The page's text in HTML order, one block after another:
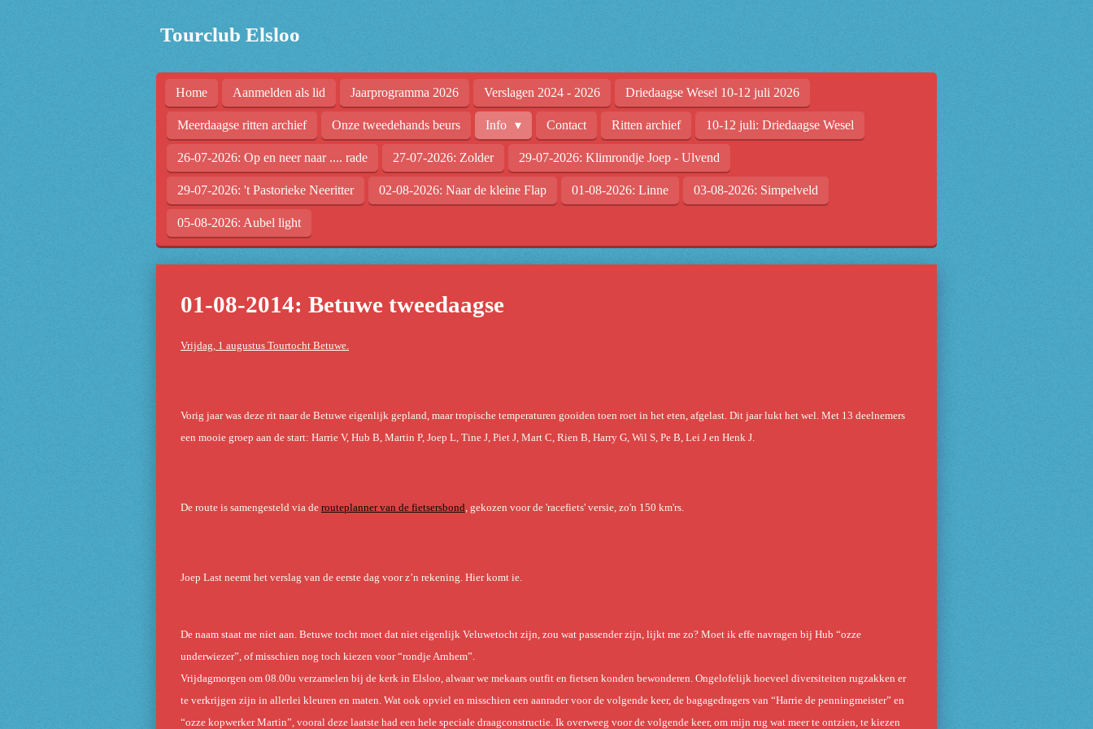
Tourclub Elsloo
Home Aanmelden als lid Jaarprogramma 2026 Verslagen 2024 - 2026 Driedaagse Wesel 10-12 juli 2026
Meerdaagse ritten archief Onze tweedehands beurs Info Contact Ritten archief 10-12 juli: Driedaagse Wesel
26-07-2026: Op en neer naar .... rade 27-07-2026: Zolder 29-07-2026: Klimrondje Joep - Ulvend
29-07-2026: 't Pastorieke Neeritter 02-08-2026: Naar de kleine Flap 01-08-2026: Linne 03-08-2026: Simpelveld
05-08-2026: Aubel light
01-08-2014: Betuwe tweedaagse
Vrijdag, 1 augustus Tourtocht Betuwe.
Vorig jaar was deze rit naar de Betuwe eigenlijk gepland, maar tropische temperaturen gooiden toen roet in het eten, afgelast. Dit jaar lukt het wel. Met 13 deelnemers
een mooie groep aan de start: Harrie V, Hub B, Martin P, Joep L, Tine J, Piet J, Mart C, Rien B, Harry G, Wil S, Pe B, Lei J en Henk J.
De route is samengesteld via de routeplanner van de fietsersbond, gekozen voor de 'racefiets' versie, zo'n 150 km'rs.
Joep Last neemt het verslag van de eerste dag voor z’n rekening. Hier komt ie.
De naam staat me niet aan. Betuwe tocht moet dat niet eigenlijk Veluwetocht zijn, zou wat passender zijn, lijkt me zo? Moet ik effe navragen bij Hub “ozze
underwiezer”, of misschien nog toch kiezen voor “rondje Arnhem”.
Vrijdagmorgen om 08.00u verzamelen bij de kerk in Elsloo, alwaar we mekaars outfit en fietsen konden bewonderen. Ongelofelijk hoeveel diversiteiten rugzakken er
te verkrijgen zijn in allerlei kleuren en maten. Wat ook opviel en misschien een aanrader voor de volgende keer, de bagagedragers van “Harrie de penningmeister” en
“ozze kopwerker Martin”, vooral deze laatste had een hele speciale draagconstructie. Ik overweeg voor de volgende keer, om mijn rug wat meer te ontzien, te kiezen